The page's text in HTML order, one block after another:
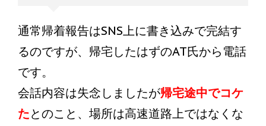
通常帰着報告はSNS上に書き込みで完結す
るのですが、帰宅したはずのAT氏から電話
です。
会話内容は失念しましたが帰宅途中でコケ
たとのこと、場所は高速道路上ではなくな